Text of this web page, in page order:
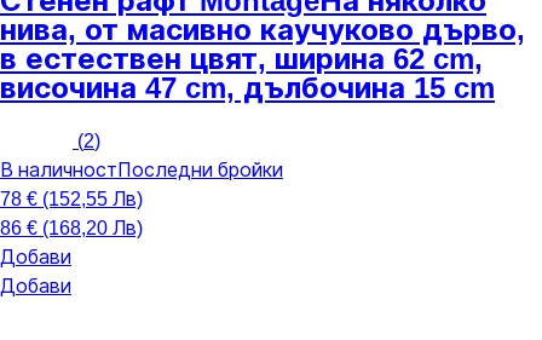
нива, от масивно каучуково дърво,
в естествен цвят, ширина 62 cm,
височина 47 cm, дълбочина 15 cm
(2)
В наличност Последни бройки
78 € (152,55 Лв)
86 € (168,20 Лв)
Добави
Добави